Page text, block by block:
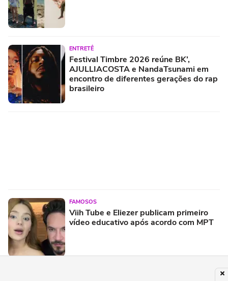
ENTRETÊ
Festival Timbre 2026 reúne BK’,
AJULLIACOSTA e NandaTsunami em
encontro de diferentes gerações do rap
brasileiro
FAMOSOS
Viih Tube e Eliezer publicam primeiro
vídeo educativo após acordo com MPT